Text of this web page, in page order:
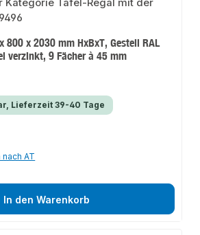
800 x 2030 mm HxBxT, Gestell RAL
verzinkt, 9 Fächer à 45 mm
Lieferzeit 39-40 Tage
AT
In den Warenkorb